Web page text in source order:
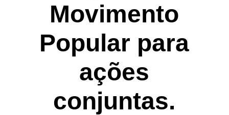
Movimento
Popular para
ações
conjuntas.